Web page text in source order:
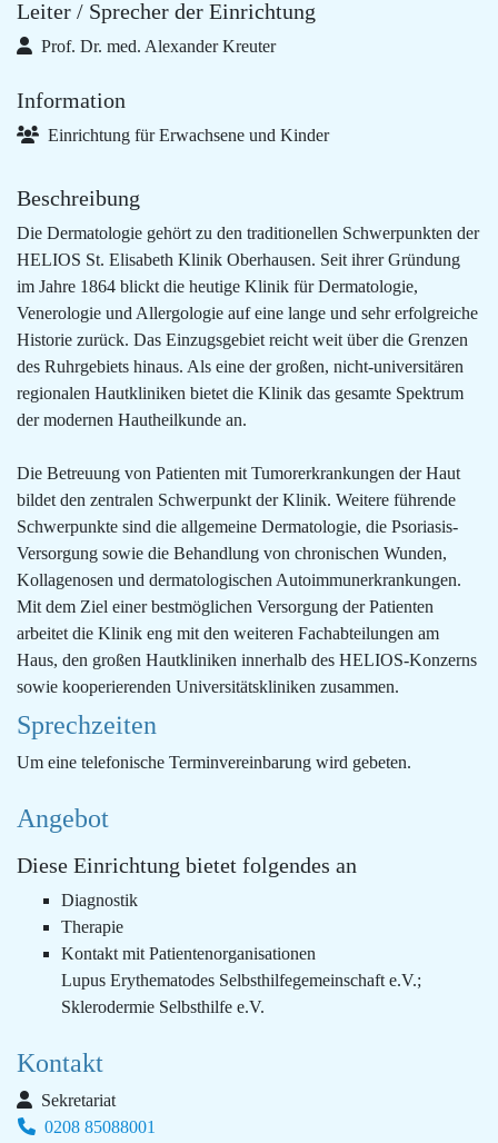
Leiter / Sprecher der Einrichtung
Prof. Dr. med. Alexander Kreuter
Information
Einrichtung für Erwachsene und Kinder
Beschreibung
Die Dermatologie gehört zu den traditionellen Schwerpunkten der
HELIOS St. Elisabeth Klinik Oberhausen. Seit ihrer Gründung
im Jahre 1864 blickt die heutige Klinik für Dermatologie,
Venerologie und Allergologie auf eine lange und sehr erfolgreiche
Historie zurück. Das Einzugsgebiet reicht weit über die Grenzen
des Ruhrgebiets hinaus. Als eine der großen, nicht-universitären
regionalen Hautkliniken bietet die Klinik das gesamte Spektrum
der modernen Hautheilkunde an.
Die Betreuung von Patienten mit Tumorerkrankungen der Haut
bildet den zentralen Schwerpunkt der Klinik. Weitere führende
Schwerpunkte sind die allgemeine Dermatologie, die Psoriasis-
Versorgung sowie die Behandlung von chronischen Wunden,
Kollagenosen und dermatologischen Autoimmunerkrankungen.
Mit dem Ziel einer bestmöglichen Versorgung der Patienten
arbeitet die Klinik eng mit den weiteren Fachabteilungen am
Haus, den großen Hautkliniken innerhalb des HELIOS-Konzerns
sowie kooperierenden Universitätskliniken zusammen.
Sprechzeiten
Um eine telefonische Terminvereinbarung wird gebeten.
Angebot
Diese Einrichtung bietet folgendes an
Diagnostik
Therapie
Kontakt mit Patientenorganisationen
Lupus Erythematodes Selbsthilfegemeinschaft e.V.;
Sklerodermie Selbsthilfe e.V.
Kontakt
Sekretariat
0208 85088001